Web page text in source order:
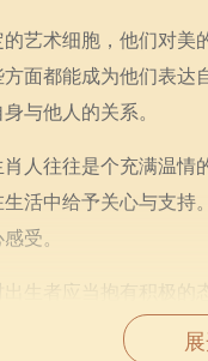
艺术细胞，他们对
面都能成为他们表
与他人的关系。
人往往是个充满温
活中给予关心与支
受。
生者应当抱有积极
重要方法。此外，建